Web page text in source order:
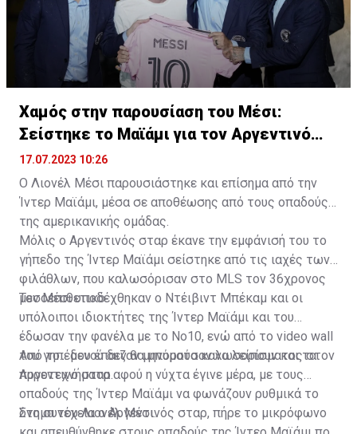
Χαμός στην παρουσίαση του Μέσι:
Σείστηκε το Μαϊάμι για τον Αργεντινό
σταρ
17.07.2023 10:26
Ο Λιονέλ Μέσι παρουσιάστηκε και επίσημα από την
Ίντερ Μαϊάμι, μέσα σε αποθέωσης από τους οπαδούς
της αμερικανικής ομάδας.
Μόλις ο Αργεντινός σταρ έκανε την εμφάνισή του το
γήπεδο της Ίντερ Μαϊάμι σείστηκε από τις ιαχές των
φιλάθλων, που καλωσόρισαν στο MLS τον 36χρονος
μεσοεπιθετικό.
Τον Μέσι υποδέχθηκαν ο Ντέιβιντ Μπέκαμ και οι
υπόλοιποι ιδιοκτήτες της Ίντερ Μαϊάμι και του
έδωσαν την φανέλα με το Νο10, ενώ από το video wall
του γηπέδου έπαιζαν μηνύματα καλωσορίσματος στον
Αργεντινό σταρ.
Από το... μενού δεν θα μπορούσαν να λείπουν και τα
πυροτεχνήματα αφού η νύχτα έγινε μέρα, με τους
οπαδούς της Ίντερ Μαϊάμι να φωνάζουν ρυθμικά το
όνομα του Λιονέλ Μέσι.
Στη συνέχεια ο Αργεντινός σταρ, πήρε το μικρόφωνο